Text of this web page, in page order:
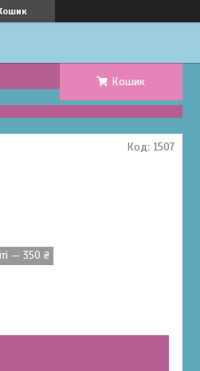
Кошик
Код: 1507
— 350 ₴